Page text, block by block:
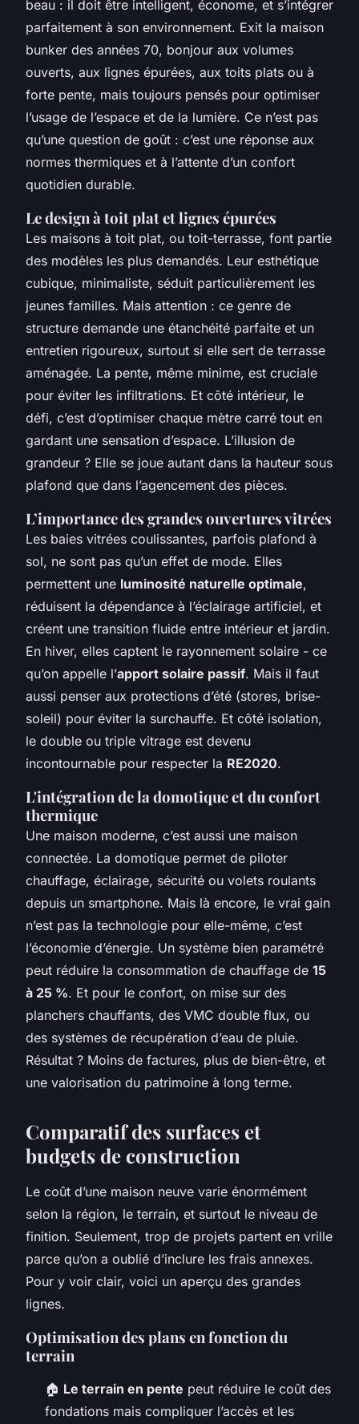
beau : il doit être intelligent, économe, et s’intégrer
parfaitement à son environnement. Exit la maison
bunker des années 70, bonjour aux volumes
ouverts, aux lignes épurées, aux toits plats ou à
forte pente, mais toujours pensés pour optimiser
l’usage de l’espace et de la lumière. Ce n’est pas
qu’une question de goût : c’est une réponse aux
normes thermiques et à l’attente d’un confort
quotidien durable.
Le design à toit plat et lignes épurées
Les maisons à toit plat, ou toit-terrasse, font partie
des modèles les plus demandés. Leur esthétique
cubique, minimaliste, séduit particulièrement les
jeunes familles. Mais attention : ce genre de
structure demande une étanchéité parfaite et un
entretien rigoureux, surtout si elle sert de terrasse
aménagée. La pente, même minime, est cruciale
pour éviter les infiltrations. Et côté intérieur, le
défi, c’est d’optimiser chaque mètre carré tout en
gardant une sensation d’espace. L’illusion de
grandeur ? Elle se joue autant dans la hauteur sous
plafond que dans l’agencement des pièces.
L’importance des grandes ouvertures vitrées
Les baies vitrées coulissantes, parfois plafond à
sol, ne sont pas qu’un effet de mode. Elles
permettent une luminosité naturelle optimale,
réduisent la dépendance à l’éclairage artificiel, et
créent une transition fluide entre intérieur et jardin.
En hiver, elles captent le rayonnement solaire - ce
qu’on appelle l’apport solaire passif. Mais il faut
aussi penser aux protections d’été (stores, brise-
soleil) pour éviter la surchauffe. Et côté isolation,
le double ou triple vitrage est devenu
incontournable pour respecter la RE2020.
L'intégration de la domotique et du confort
thermique
Une maison moderne, c’est aussi une maison
connectée. La domotique permet de piloter
chauffage, éclairage, sécurité ou volets roulants
depuis un smartphone. Mais là encore, le vrai gain
n’est pas la technologie pour elle-même, c’est
l’économie d’énergie. Un système bien paramétré
peut réduire la consommation de chauffage de 15
à 25 %. Et pour le confort, on mise sur des
planchers chauffants, des VMC double flux, ou
des systèmes de récupération d’eau de pluie.
Résultat ? Moins de factures, plus de bien-être, et
une valorisation du patrimoine à long terme.
Comparatif des surfaces et
budgets de construction
Le coût d’une maison neuve varie énormément
selon la région, le terrain, et surtout le niveau de
finition. Seulement, trop de projets partent en vrille
parce qu’on a oublié d’inclure les frais annexes.
Pour y voir clair, voici un aperçu des grandes
lignes.
Optimisation des plans en fonction du
terrain
🏠 Le terrain en pente peut réduire le coût des
fondations mais compliquer l’accès et les